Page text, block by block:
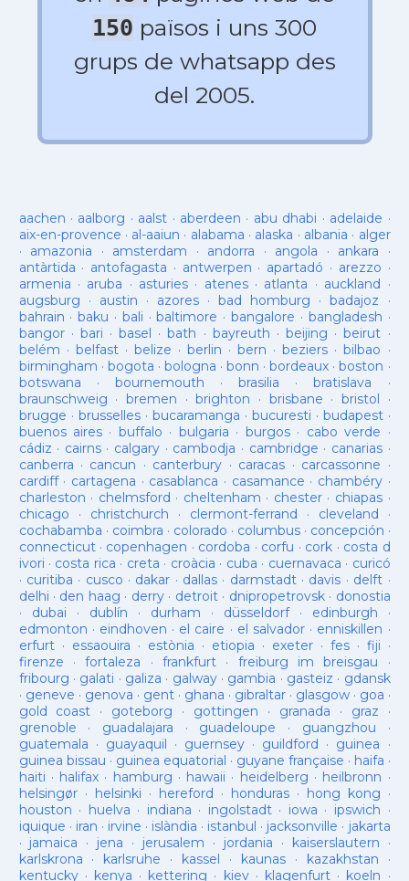
150 països i uns 300
grups de whatsapp des
del 2005.
aachen · aalborg · aalst · aberdeen · abu dhabi · adelaide ·
aix-en-provence · al-aaiun · alabama · alaska · albania · alger
· amazonia · amsterdam · andorra · angola · ankara ·
antàrtida · antofagasta · antwerpen · apartadó · arezzo ·
armenia · aruba · asturies· atenes· atlanta · auckland ·
augsburg · austin · azores·bad homburg ·badajoz ·
bahrain ·baku · bali ·baltimore ·bangalore · bangladesh ·
bangor· bari ·basel ·bath · bayreuth ·beijing ·beirut ·
belém · belfast· belize · berlin ·bern ·beziers ·bilbao ·
birmingham · bogota · bologna ·bonn ·bordeaux ·boston ·
botswana · bournemouth ·brasilia ·bratislava ·
braunschweig · bremen ·brighton · brisbane · bristol ·
brugge · brusselles· bucaramanga · bucuresti · budapest·
buenos aires· buffalo · bulgaria · burgos· cabo verde ·
cádiz · cairns· calgary · cambodja · cambridge · canarias·
canberra · cancun · canterbury · caracas · carcassonne ·
cardiff· cartagena · casablanca · casamance · chambéry·
charleston · chelmsford · cheltenham · chester· chiapas ·
chicago · christchurch · clermont-ferrand · cleveland ·
cochabamba · coimbra · colorado · columbus· concepción ·
connecticut· copenhagen · cordoba · corfu · cork · costa d
ivori · costa rica · creta · croàcia · cuba · cuernavaca · curicó
· curitiba · cusco · dakar · dallas · darmstadt· davis · delft ·
delhi · den haag · derry· detroit· dnipropetrovsk· donostia
· dubai · dublín · durham · düsseldorf· edinburgh ·
edmonton · eindhoven · el caire · el salvador · enniskillen ·
erfurt· essaouira · estònia · etiopia · exeter· fes· fiji ·
firenze ·fortaleza · frankfurt· freiburg im breisgau ·
fribourg · galati · galiza · galway· gambia · gasteiz · gdansk
· geneve · genova · gent· ghana · gibraltar· glasgow· goa ·
gold coast · goteborg · gottingen · granada · graz ·
grenoble · guadalajara · guadeloupe · guangzhou ·
guatemala · guayaquil · guernsey· guildford · guinea ·
guinea bissau · guinea equatorial · guyane française · haifa ·
haiti · halifax · hamburg · hawaii · heidelberg · heilbronn ·
helsingør· helsinki · hereford · honduras· hong kong ·
houston · huelva · indiana · ingolstadt· iowa · ipswich ·
iquique · iran · irvine · islàndia · istanbul · jacksonville · jakarta
· jamaica · jena · jerusalem · jordania · kaiserslautern ·
karlskrona · karlsruhe · kassel · kaunas· kazakhstan ·
kentucky· kenya · kettering · kiev· klagenfurt · koeln ·